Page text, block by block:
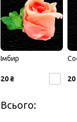
Імбир
20 ₴ 20
Всього: